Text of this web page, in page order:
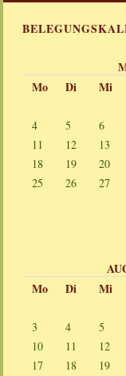
Mo
Di Mi
4
5 6
11
12 13
18
19 20
25
26 27
Mo
Di Mi
3
4 5
10
11 12
17
18 19